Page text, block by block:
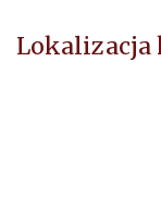
Lokalizacja